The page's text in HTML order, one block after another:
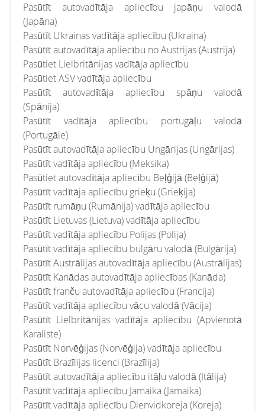
Pasūtīt autovadītāja apliecību japāņu valodā
(Japāna)
Pasūtīt Ukrainas vadītāja apliecību (Ukraina)
Pasūtīt autovadītāja apliecību no Austrijas (Austrija)
Pasūtiet Lielbritānijas vadītāja apliecību
Pasūtiet ASV vadītāja apliecību
Pasūtīt autovadītāja apliecību spāņu valodā
(Spānija)
Pasūtīt vadītāja apliecību portugāļu valodā
(Portugāle)
Pasūtīt autovadītāja apliecību Ungārijas (Ungārijas)
Pasūtīt vadītāja apliecību (Meksika)
Pasūtiet autovadītāja apliecību Beļģijā (Beļģijā)
Pasūtīt vadītāja apliecību grieķu (Grieķija)
Pasūtīt rumāņu (Rumānija) vadītāja apliecību
Pasūtīt Lietuvas (Lietuva) vadītāja apliecību
Pasūtīt vadītāja apliecību Polijas (Polija)
Pasūtīt vadītāja apliecību bulgāru valodā (Bulgārija)
Pasūtīt Austrālijas autovadītāja apliecību (Austrālijas)
Pasūtīt Kanādas autovadītāja apliecības (Kanāda)
Pasūtīt franču autovadītāja apliecību (Francija)
Pasūtīt vadītāja apliecību vācu valodā (Vācija)
Pasūtīt Lielbritānijas vadītāja apliecību (Apvienotā
Karaliste)
Pasūtīt Norvēģijas (Norvēģija) vadītāja apliecību
Pasūtīt Brazīlijas licenci (Brazīlija)
Pasūtīt autovadītāja apliecību itāļu valodā (Itālija)
Pasūtīt vadītāja apliecību Jamaika (Jamaika)
Pasūtīt vadītāja apliecību Dienvidkoreja (Koreja)